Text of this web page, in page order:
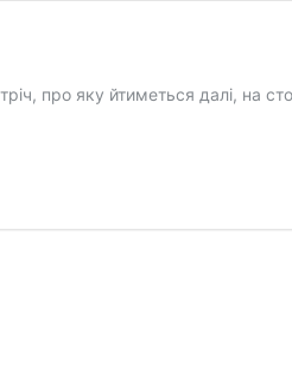
про яку йтиметься далі,